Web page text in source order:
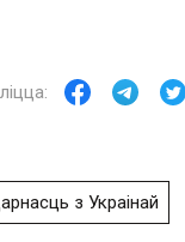
з Украінай